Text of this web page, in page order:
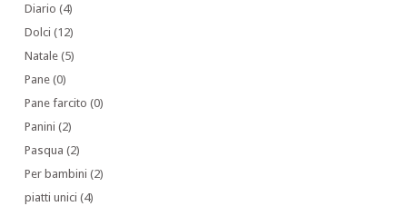
Diario (4)
Dolci (12)
Natale(5)
Pane(0)
Pane farcito (0)
Panini (2)
Pasqua (2)
Per bambini (2)
piatti unici (4)